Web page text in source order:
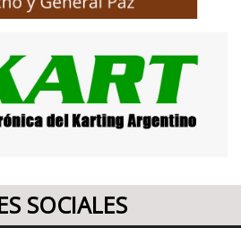
SOCIALES